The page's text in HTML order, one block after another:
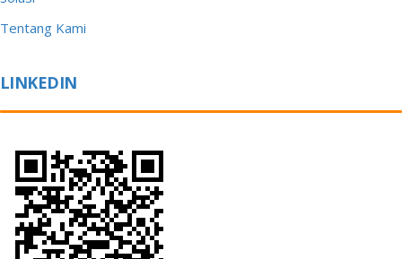
Tentang Kami
LINKEDIN